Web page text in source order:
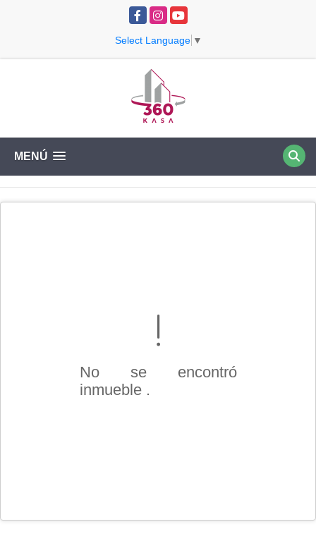
Facebook
InstagramYouTube
Select Language ▼
MENÚ
No se encontró
inmueble .